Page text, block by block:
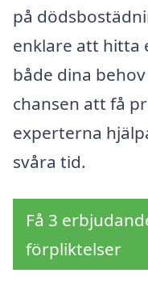
på
enklare att hitta
både dina
chansen att få
experterna
svåra tid.
Få 3
förpliktelser